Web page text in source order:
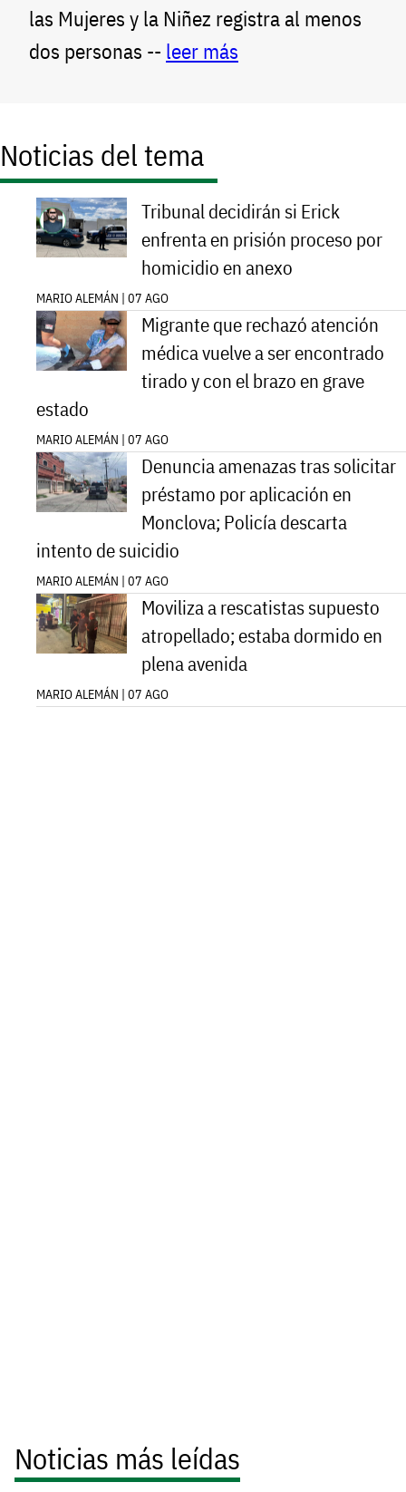
las Mujeres y la Niñez registra al menos
dos personas -- leer más
Noticias del tema
Tribunal decidirán si Erick
enfrenta en prisión proceso por
homicidio en anexo
MARIO ALEMÁN | 07 AGO
Migrante que rechazó atención
médica vuelve a ser encontrado
tirado y con el brazo en grave
estado
MARIO ALEMÁN | 07 AGO
Denuncia amenazas tras solicitar
préstamo por aplicación en
Monclova; Policía descarta
intento de suicidio
MARIO ALEMÁN | 07 AGO
Moviliza a rescatistas supuesto
atropellado; estaba dormido en
plena avenida
MARIO ALEMÁN | 07 AGO
Noticias más leídas